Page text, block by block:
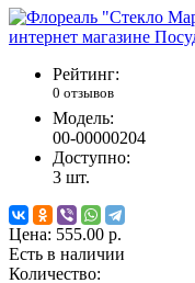
Рейтинг:
0 отзывов
Модель:
00-00000204
Доступно:
3 шт.
Цена: 555.00 р.
Есть в наличии
Количество: